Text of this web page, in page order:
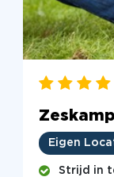
Eigen
Strijd in